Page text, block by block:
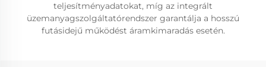
teljesítményadatokat, míg az integrált
üzemanyagszolgáltatórendszer garantálja a hosszú
futásidejű működést áramkimaradás esetén.